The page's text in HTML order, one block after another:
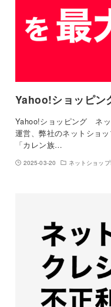
Yahoo!ショッピン
Yahoo!ショッピング ネ
運営、弊社のネットショ
「カレン族…
2025-03-20 ネットショッ